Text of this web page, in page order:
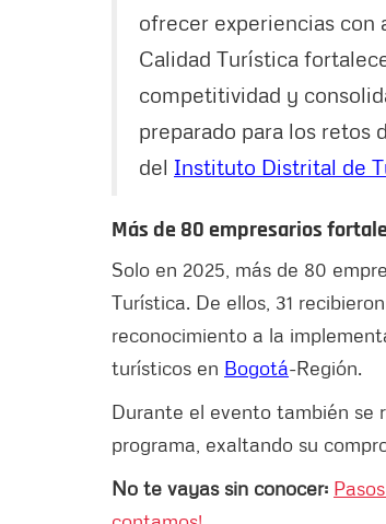
ofrecer experiencias con
Calidad Turística
competitividad y
preparado para los retos
del Instituto Distrital de
Más de 80 empresarios
Solo en 2025, más de 80
Turística. De ellos, 31
reconocimiento a la
turísticos en Bogotá-Región.
Durante el evento también se
programa, exaltando su
No te vayas sin conocer: